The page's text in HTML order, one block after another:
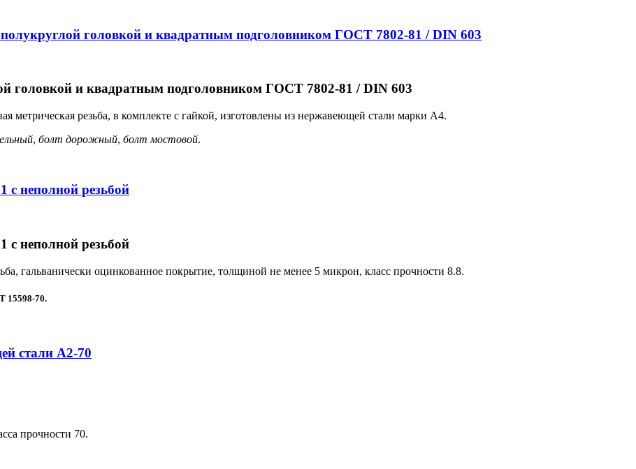
головкой и квадратным подголовником ГОСТ 7802-81 / DIN 603
головкой и квадратным подголовником ГОСТ 7802-81 / DIN 603
резьба, в комплекте с гайкой, изготовлены из нержавеющей стали марки A4.
, болт дорожный, болт мостовой.
неполной резьбой
неполной резьбой
гальванически оцинкованное покрытие, толщиной не менее 5 микрон, класс прочности 8.8.
15598-70.
стали A2-70
прочности 70.